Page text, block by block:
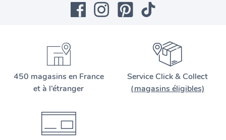
450 magasins en France
et à l’étranger
Service Click & Collect
(magasins éligibles)